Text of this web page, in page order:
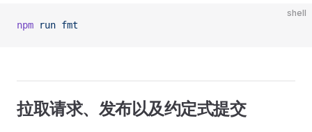
shell
npm run fmt
拉取请求、发布以及约定式提交